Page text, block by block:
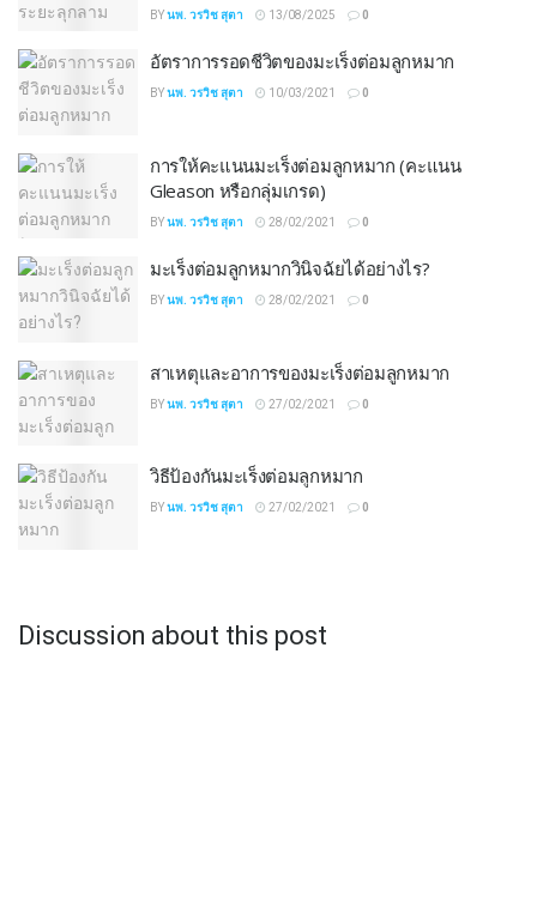
BYนพ. วรวิช สุตา 13/08/2025 0
อัตราการรอดชีวิตของมะเร็งต่อมลูกหมาก
BYนพ. วรวิช สุตา 10/03/2021 0
การให้คะแนนมะเร็งต่อมลูกหมาก (คะแนน
Gleason หรือกลุ่มเกรด)
BYนพ. วรวิช สุตา 28/02/2021 0
มะเร็งต่อมลูกหมากวินิจฉัยได้อย่างไร?
BYนพ. วรวิช สุตา 28/02/2021 0
สาเหตุและอาการของมะเร็งต่อมลูกหมาก
BYนพ. วรวิช สุตา 27/02/2021 0
วิธีป้องกันมะเร็งต่อมลูกหมาก
BYนพ. วรวิช สุตา 27/02/2021 0
Discussion about this post